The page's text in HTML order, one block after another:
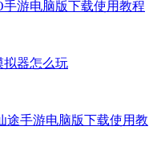
游电脑版下载使用教程
拟器怎么玩
途手游电脑版下载使用教